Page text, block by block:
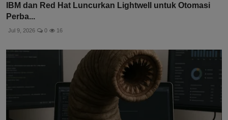
IBM dan Red Hat Luncurkan Lightwell untuk Otomasi
Perba...
Jul 9, 2026 0 16